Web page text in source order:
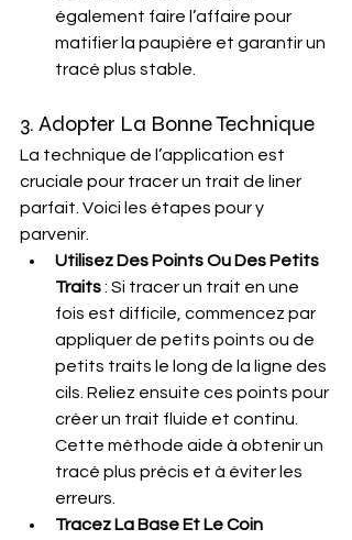
également faire l’affaire pour
matifier la paupière et garantir un
tracé plus stable.
3. Adopter La Bonne Technique
La technique de l’application est
cruciale pour tracer un trait de liner
parfait. Voici les étapes pour y
parvenir.
Utilisez Des Points Ou Des Petits
Traits : Si tracer un trait en une
fois est difficile, commencez par
appliquer de petits points ou de
petits traits le long de la ligne des
cils. Reliez ensuite ces points pour
créer un trait fluide et continu.
Cette méthode aide à obtenir un
tracé plus précis et à éviter les
erreurs.
Tracez La Base Et Le Coin